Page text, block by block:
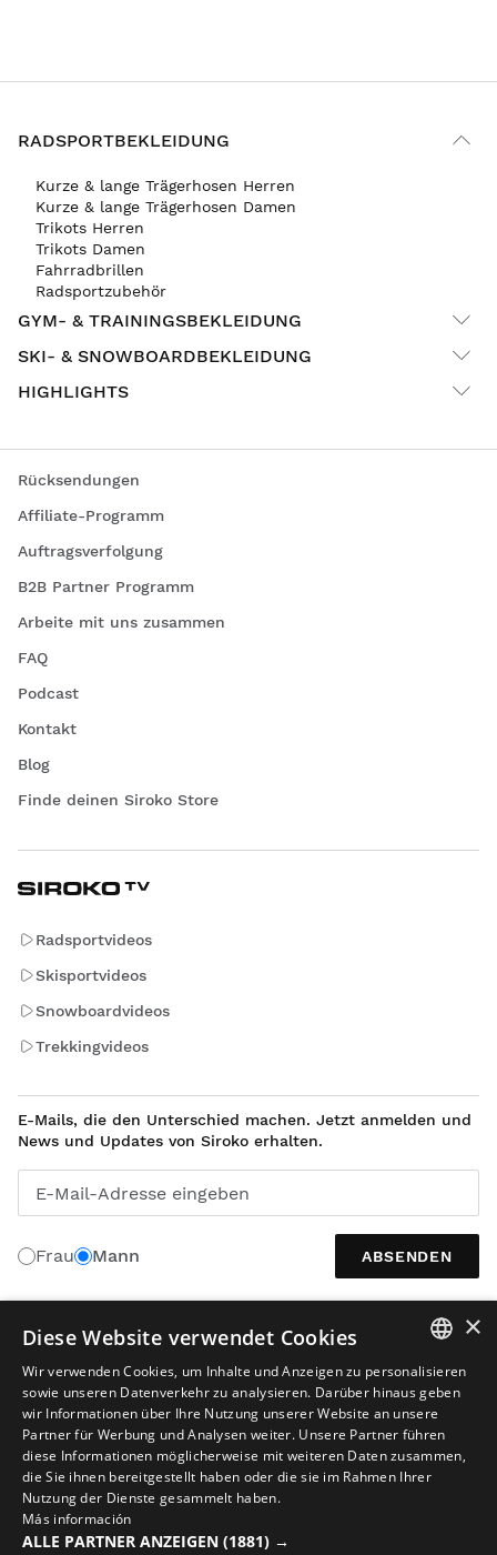
RADSPORTBEKLEIDUNG
Kurze & lange Trägerhosen Herren
Kurze & lange Trägerhosen Damen
Trikots Herren
Trikots Damen
Fahrradbrillen
Radsportzubehör
GYM- & TRAININGSBEKLEIDUNG
SKI- & SNOWBOARDBEKLEIDUNG
HIGHLIGHTS
Rücksendungen
Affiliate-Programm
Auftragsverfolgung
B2B Partner Programm
Arbeite mit uns zusammen
FAQ
Podcast
Kontakt
Blog
Finde deinen Siroko Store
Radsportvideos
Skisportvideos
Snowboardvideos
Trekkingvideos
E-Mails, die den Unterschied machen. Jetzt anmelden und
News und Updates von Siroko erhalten.
E-Mail-Adresse eingeben
Frau Mann ABSENDEN
DEUTSCH
Rechtlicher Hinweis Cookies Allgemeine Geschäftsbedingungen
KI in Bildinhalten Sitemap
SPANISH
ENGLISH
GREEK
×
Diese Website verwendet Cookies
Wir verwenden Cookies, um Inhalte und Anzeigen zu personalisieren
sowie unseren Datenverkehr zu analysieren. Darüber hinaus geben
wir Informationen über Ihre Nutzung unserer Website an unsere
Partner für Werbung und Analysen weiter. Unsere Partner führen
diese Informationen möglicherweise mit weiteren Daten zusammen,
die Sie ihnen bereitgestellt haben oder die sie im Rahmen Ihrer
Nutzung der Dienste gesammelt haben.
Más información
ALLE PARTNER ANZEIGEN (1881) →